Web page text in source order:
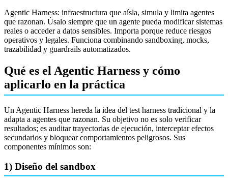
Agentic Harness: infraestructura que aísla, simula y limita agentes
que razonan. Úsalo siempre que un agente pueda modificar sistemas
reales o acceder a datos sensibles. Importa porque reduce riesgos
operativos y legales. Funciona combinando sandboxing, mocks,
trazabilidad y guardrails automatizados.
Qué es el Agentic Harness y cómo
aplicarlo en la práctica
Un Agentic Harness hereda la idea del test harness tradicional y la
adapta a agentes que razonan. Su objetivo no es solo verificar
resultados; es auditar trayectorias de ejecución, interceptar efectos
secundarios y bloquear comportamientos peligrosos. Sus
componentes mínimos son:
1) Diseño del sandbox